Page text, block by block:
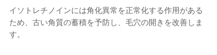
イソトレチノインには角化異常を正常化する作用がある
ため、古い角質の蓄積を予防し、毛穴の開きを改善しま
す。